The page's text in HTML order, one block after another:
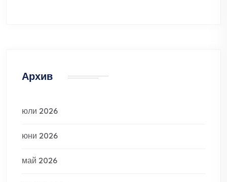
Архив
юли 2026
юни 2026
май 2026